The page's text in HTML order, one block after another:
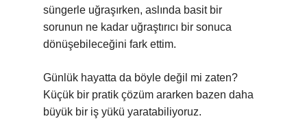
süngerle uğraşırken, aslında basit bir
sorunun ne kadar uğraştırıcı bir sonuca
dönüşebileceğini fark ettim.
Günlük hayatta da böyle değil mi zaten?
Küçük bir pratik çözüm ararken bazen daha
büyük bir iş yükü yaratabiliyoruz.